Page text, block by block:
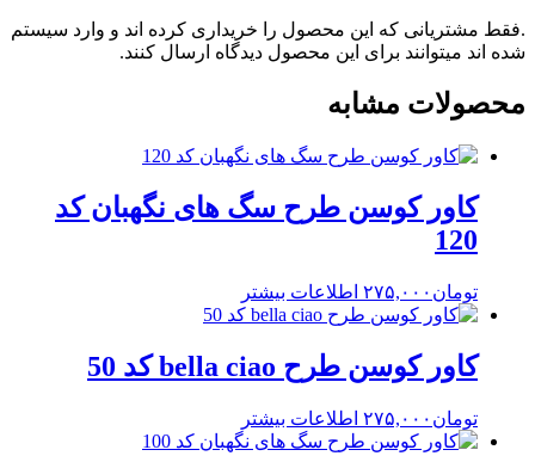
.فقط مشتریانی که این محصول را خریداری کرده اند و وارد سیستم
شده اند میتوانند برای این محصول دیدگاه ارسال کنند.
محصولات مشابه
کاور کوسن طرح سگ های نگهبان کد
120
تومان ۲۷۵,۰۰۰ اطلاعات بیشتر
کاور کوسن طرح bella ciao کد 50
تومان ۲۷۵,۰۰۰ اطلاعات بیشتر